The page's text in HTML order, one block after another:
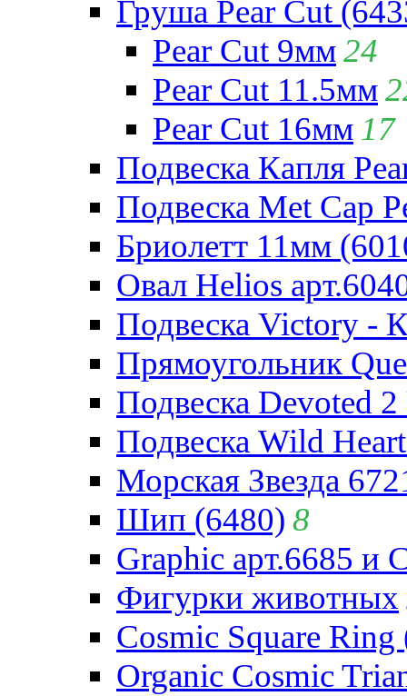
Груша Pear Cut
Pear Cut 9мм24
Pear Cut 11.5мм
Pear Cut 16мм 17
Подвеска Капля
Подвеска Met Cap
Бриолетт 11мм
Овал Helios
Подвеска Victory -
Прямоугольник
Подвеска Devoted
Подвеска Wild
Морская Звезда
Шип (6480) 8
Graphic арт.6685 и
Фигурки животных
Cosmic Square Ring
Organic Cosmic